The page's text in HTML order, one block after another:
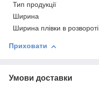
Тип продукції
Ширина
Ширина плівки в розвороті
Приховати
Умови доставки